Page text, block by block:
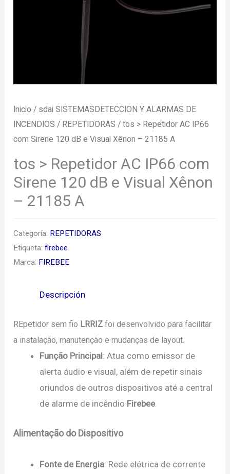
Inicio / sdai SISTEMASDETECCION Y ALARMAS DE
INCENDIOS / REPETIDORAS / tos > Repetidor AC IP66
com Sirene 120 dB e Visual Xênon – 21185 A
tos > Repetidor AC IP66 com
Sirene 120 dB e Visual Xênon
– 21185 A
Categoría: REPETIDORAS
Etiqueta:firebee
Marca: FIREBEE
Descripción
REpetidor sem fio LRRIZ foi desenvolvido para facilitar
a instalação, manutenção e mudanças de layout.
Função Principal: Atua como emissor de
alerta áudio e visual, além de repetir sinais
oriundos de outros dispositivos até a central
de alarme de incêndio Firebee.
Alimentação do Dispositivo
Fonte de Energia: Rede elétrica de corrente